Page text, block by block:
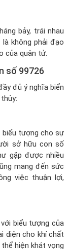
bảy, trái nhau
là không phải đạo
của quân tử.
số 99726
đủ ý nghĩa biển
biểu tượng cho sự
sở hữu con số
gặp được nhiều
mang đến sức
việc thuận lợi,
biểu tượng của
diện cho khí chất
hiện khát vọng